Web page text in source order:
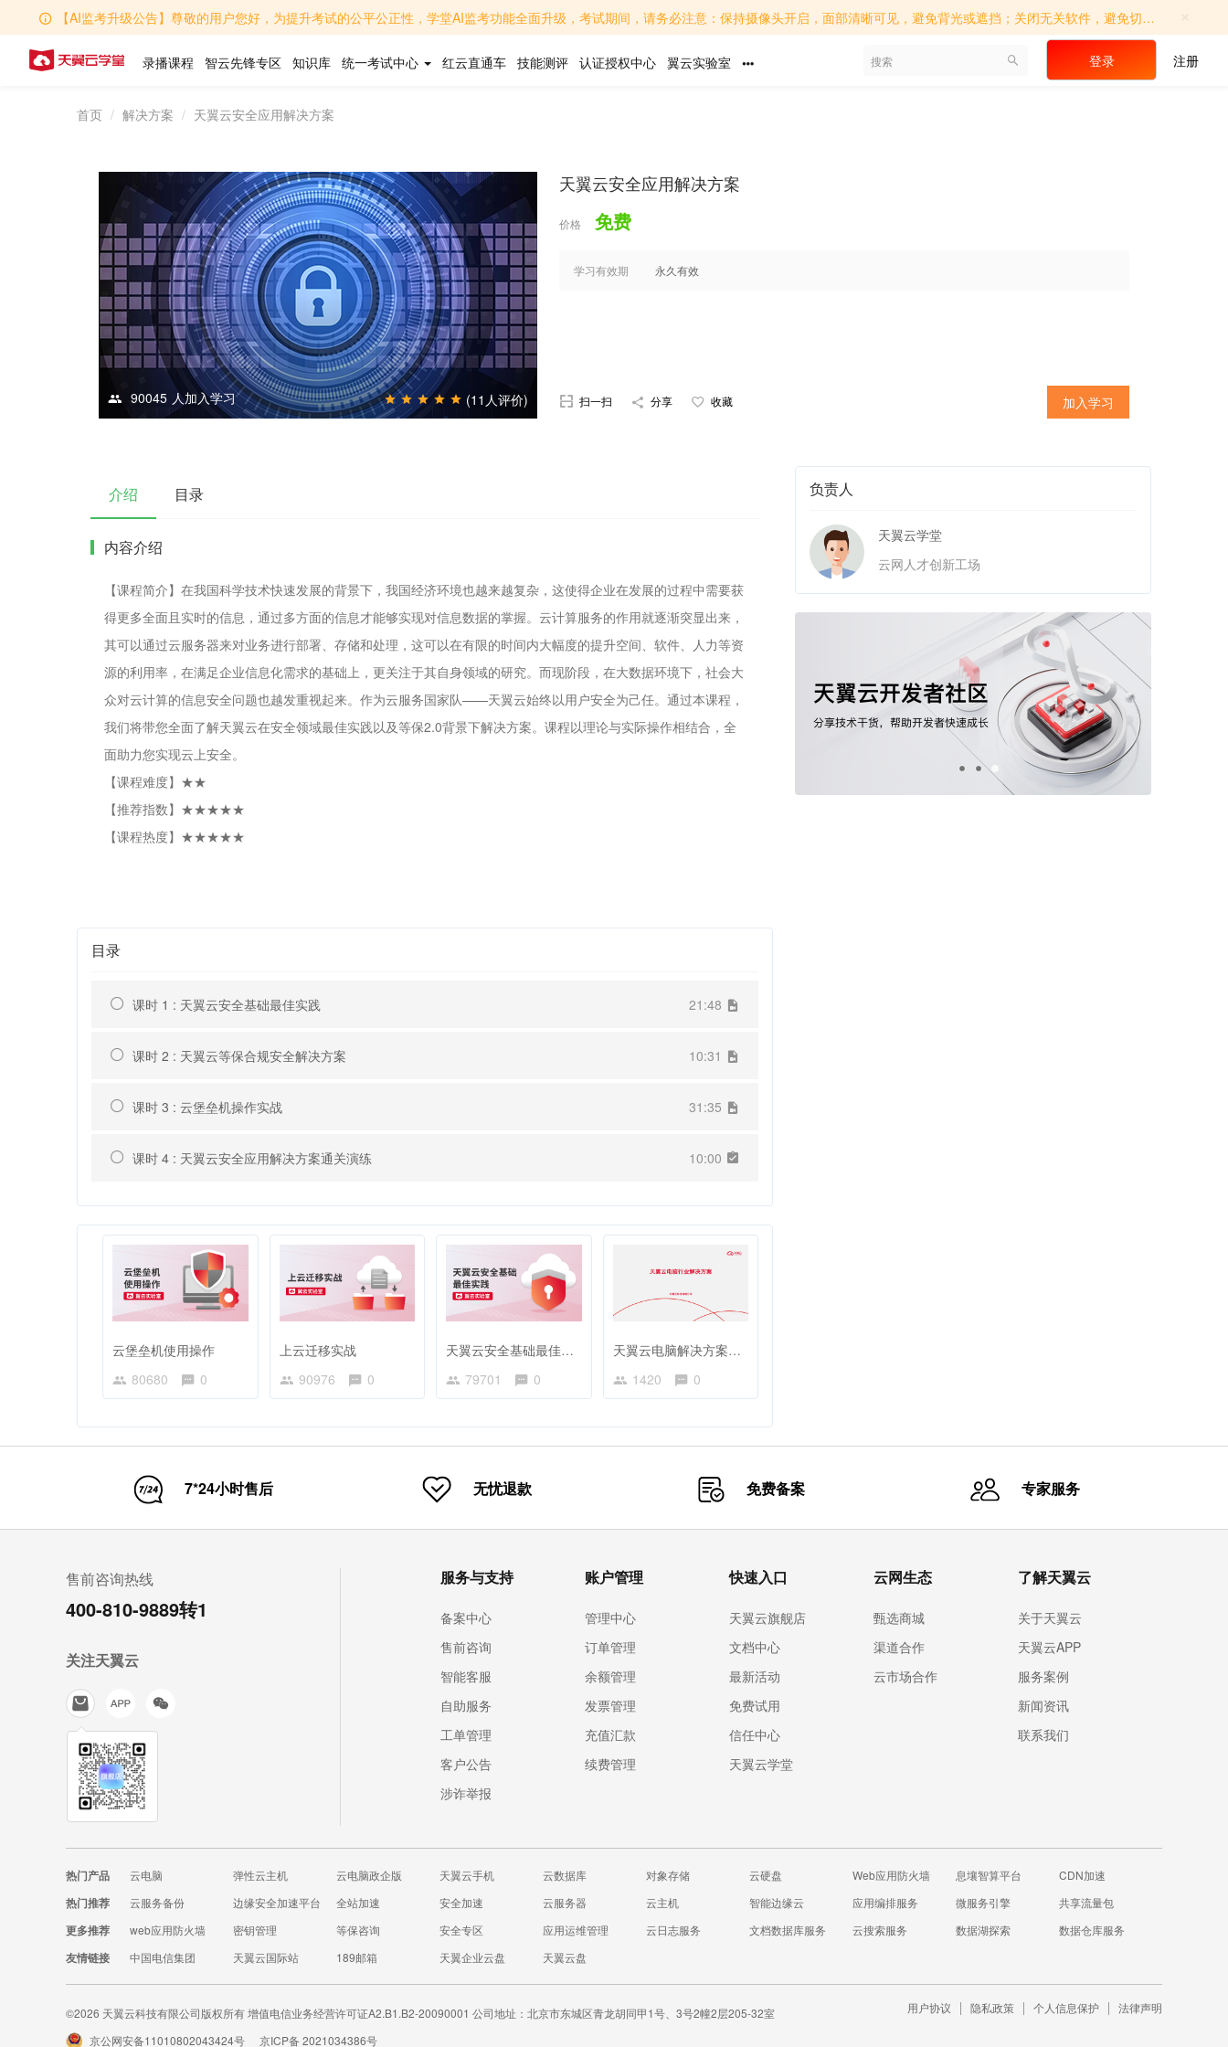
【AI监考升级公告】尊敬的用户您好，为提升考试的公平公正性，学堂AI监考功能全面升级，考试期间，请务必注意：保持摄像头开启，面部清晰可见，避免背光或遮挡；关闭无关软件，避免切屏操作；确保考试环境相对独立，避免他人进入；如遇系统提示，请及时调...
录播课程 智云先锋专区 知识库 统一考试中心 红云直通车 技能测评 认证授权中心 翼云实验室 登录 注册
首页 解决方案 天翼云安全应用解决方案
90045 人加入学习 (11人评价)
天翼云安全应用解决方案
价格 免费
学习有效期 永久有效
扫一扫 分享 收藏 加入学习
介绍 目录
内容介绍
【课程简介】在我国科学技术快速发展的背景下，我国经济环境也越来越复杂，这使得企业在发展的过程中需要获
得更多全面且实时的信息，通过多方面的信息才能够实现对信息数据的掌握。云计算服务的作用就逐渐突显出来，
其可以通过云服务器来对业务进行部署、存储和处理，这可以在有限的时间内大幅度的提升空间、软件、人力等资
源的利用率，在满足企业信息化需求的基础上，更关注于其自身领域的研究。而现阶段，在大数据环境下，社会大
众对云计算的信息安全问题也越发重视起来。作为云服务国家队——天翼云始终以用户安全为己任。通过本课程，
我们将带您全面了解天翼云在安全领域最佳实践以及等保2.0背景下解决方案。课程以理论与实际操作相结合，全
面助力您实现云上安全。
【课程难度】★★
【推荐指数】★★★★★
【课程热度】★★★★★
目录
课时 1 : 天翼云安全基础最佳实践 21:48
课时 2 : 天翼云等保合规安全解决方案 10:31
课时 3 : 云堡垒机操作实战 31:35
课时 4 : 天翼云安全应用解决方案通关演练 10:00
云堡垒机使用操作
80680
0
上云迁移实战
90976
0
天翼云安全基础最佳实践
79701
0
天翼云电脑解决方案认证
1420
0
负责人
天翼云学堂
云网人才创新工场
7*24小时售后 无忧退款 免费备案 专家服务
售前咨询热线
400-810-9889转1
关注天翼云
服务与支持
备案中心
售前咨询
智能客服
自助服务
工单管理
客户公告
涉诈举报
账户管理
管理中心
订单管理
余额管理
发票管理
充值汇款
续费管理
快速入口
天翼云旗舰店
文档中心
最新活动
免费试用
信任中心
天翼云学堂
云网生态
甄选商城
渠道合作
云市场合作
了解天翼云
关于天翼云
天翼云APP
服务案例
新闻资讯
联系我们
热门产品 云电脑 弹性云主机 云电脑政企版 天翼云手机 云数据库 对象存储 云硬盘 Web应用防火墙 息壤智算平台 CDN加速
热门推荐 云服务备份 边缘安全加速平台 全站加速 安全加速 云服务器 云主机 智能边缘云 应用编排服务 微服务引擎 共享流量包
更多推荐 web应用防火墙 密钥管理 等保咨询 安全专区 应用运维管理 云日志服务 文档数据库服务 云搜索服务 数据湖探索 数据仓库服务
友情链接 中国电信集团 天翼云国际站 189邮箱 天翼企业云盘 天翼云盘
©2026 天翼云科技有限公司版权所有 增值电信业务经营许可证A2.B1.B2-20090001 公司地址：北京市东城区青龙胡同甲1号、3号2幢2层205-32室 用户协议 隐私政策 个人信息保护 法律声明
京公网安备11010802043424号 京ICP备 2021034386号